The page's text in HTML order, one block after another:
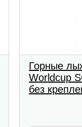
Горные
Worldcup
без